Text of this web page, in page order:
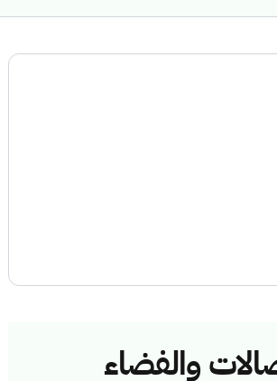
والفضاء